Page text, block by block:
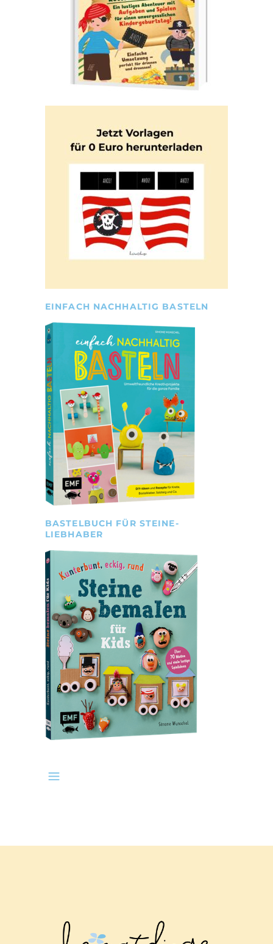
EINFACH NACHHALTIG BASTELN
BASTELBUCH FÜR STEINE-
LIEBHABER